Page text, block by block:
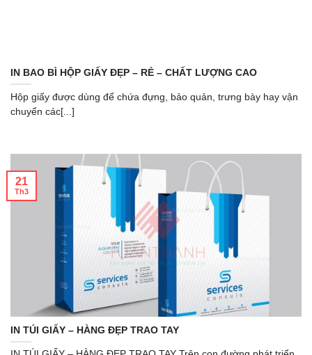
IN BAO BÌ HỘP GIẤY ĐẸP – RẺ – CHẤT LƯỢNG CAO
Hộp giấy được dùng để chứa đựng, bảo quản, trưng bày hay vận
chuyển các[...]
IN TÚI GIẤY – HÀNG ĐẸP TRAO TAY
21
Th3